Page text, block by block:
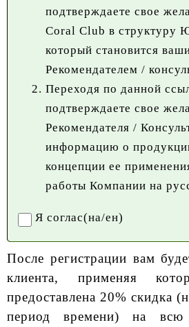
подтверждаете свое
Coral Club в структуру
который становится
Рекомендателем /
Переходя по данной
подтверждаете свое
Рекомендателя /
информацию о
концепции ее
работы Компании на
Я соглас(на/ен)
После регистрации вам
клиента, применяя
предоставлена 20% скидка
период времени) на